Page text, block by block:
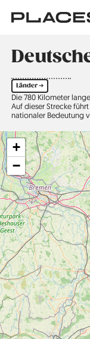
zum
Inhalt
Länder ➔
Die 780 Kilometer
Auf dieser Strecke
nationaler Bedeutung
+
−